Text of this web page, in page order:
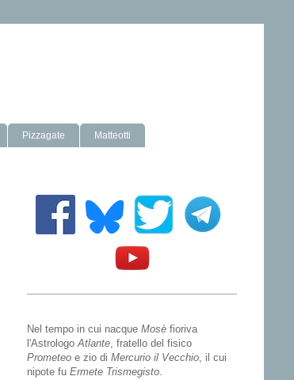
Pizzagate Matteotti
Nel tempo in cui nacque Mosè fioriva
l'Astrologo Atlante , fratello del fisico
Prometeo e zio di Mercurio il Vecchio , il cui
nipote fu Ermete Trismegisto